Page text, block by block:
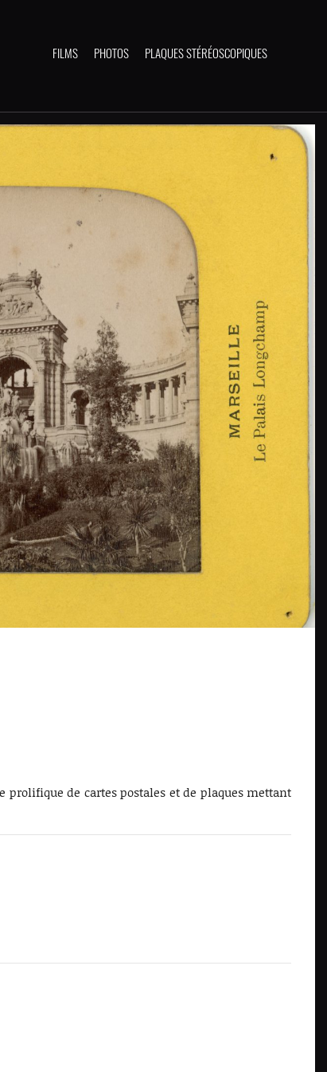
FILMS PHOTOS PLAQUES STÉRÉOSCOPIQUES
de cartes postales et de plaques mettant